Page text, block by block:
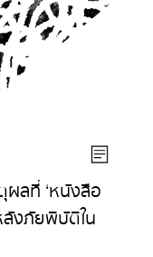
ผลที่ ‘หนังสือ
ลังภัยพิบัติใน